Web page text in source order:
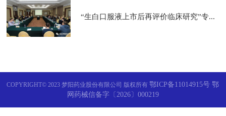
“生白口服液上市后再评价临床研究”专...
COPYRIGHT© 2023 梦阳药业股份有限公司 版权所有鄂ICP备11014915号 鄂
网药械信备字〔2026〕000219